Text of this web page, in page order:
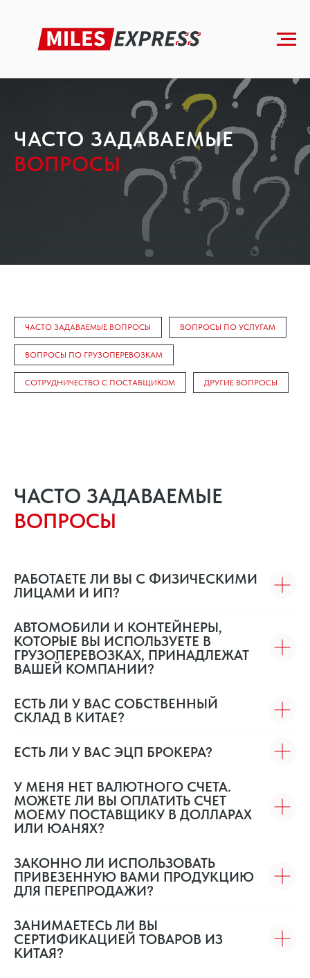
Главная » FAQ
ЧАСТО ЗАДАВАЕМЫЕ
ВОПРОСЫ
ЧАСТО ЗАДАВАЕМЫЕ ВОПРОСЫ ВОПРОСЫ ПО УСЛУГАМ
ВОПРОСЫ ПО ГРУЗОПЕРЕВОЗКАМ
СОТРУДНИЧЕСТВО С ПОСТАВЩИКОМ ДРУГИЕ ВОПРОСЫ
ЧАСТО ЗАДАВАЕМЫЕ
ВОПРОСЫ
РАБОТАЕТЕ ЛИ ВЫ С ФИЗИЧЕСКИМИ
ЛИЦАМИ И ИП?
АВТОМОБИЛИ И КОНТЕЙНЕРЫ,
КОТОРЫЕ ВЫ ИСПОЛЬЗУЕТЕ В
ГРУЗОПЕРЕВОЗКАХ, ПРИНАДЛЕЖАТ
ВАШЕЙ КОМПАНИИ?
ЕСТЬ ЛИ У ВАС СОБСТВЕННЫЙ
СКЛАД В КИТАЕ?
ЕСТЬ ЛИ У ВАС ЭЦП БРОКЕРА?
У МЕНЯ НЕТ ВАЛЮТНОГО СЧЕТА.
МОЖЕТЕ ЛИ ВЫ ОПЛАТИТЬ СЧЕТ
МОЕМУ ПОСТАВЩИКУ В ДОЛЛАРАХ
ИЛИ ЮАНЯХ?
ЗАКОННО ЛИ ИСПОЛЬЗОВАТЬ
ПРИВЕЗЕННУЮ ВАМИ ПРОДУКЦИЮ
ДЛЯ ПЕРЕПРОДАЖИ?
ЗАНИМАЕТЕСЬ ЛИ ВЫ
СЕРТИФИКАЦИЕЙ ТОВАРОВ ИЗ
КИТАЯ?